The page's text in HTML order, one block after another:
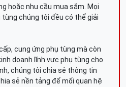
hoặc nhu cầu mua sắm. Mọi
chúng tôi đều có thể giải
cung ứng phụ tùng mà còn
doanh lĩnh vực phụ tùng cho
chúng tôi chia sẻ thông tin
sẻ nền tảng để mối quan hệ